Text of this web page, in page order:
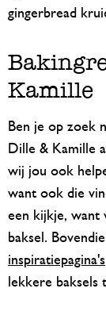
gingerbread
Kamille
Ben je op zoek
Dille & Kamille
wij jou ook
want ook die
een kijkje, want
baksel.
inspiratiepagina's
lekkere baksels